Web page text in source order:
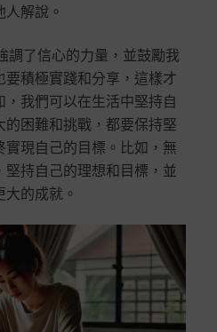
解說。
調了信心的力量，並鼓勵我
積極實踐和分享，這樣才
我們可以在生活中堅持自
困難和挑戰，都要保持堅
現自己的目標。比如，無
持自己的理想和目標，並
的成就。